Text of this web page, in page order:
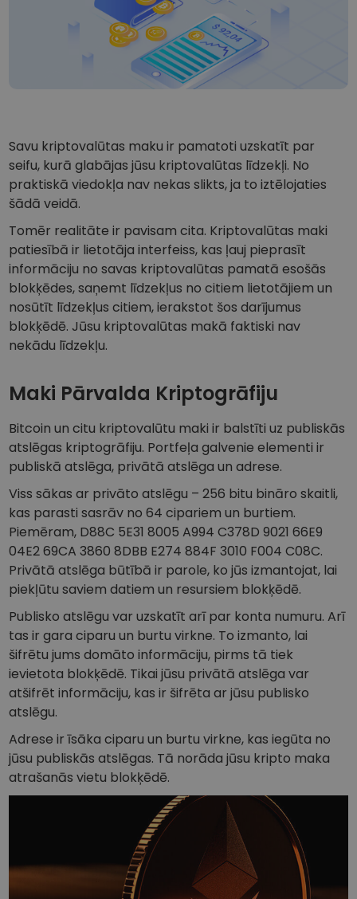
...šodien vērtība būtu
Inteliģentie portfeļi
Gudrs veids, kā investēt kriptovalūtās
Kriptomat Maks
Drošs un vienkāršs kriptovalūtu maks
KriptoEarn
Nopelniet atlīdzību par savu kriptovalūtu
Seifs
Atkārtotie pirkumi
Regulāri plānotie ieguldījumi (DCA)
Brīdinājumi par cenām
Jūsu iecienītāko žetonu cenu atjauninājumi reāllaikā
Aktīvi
Portfeļa analīze
Viedas atziņas optimālai veiktspējai
Savu kriptovalūtas maku ir pamatoti uzskatīt par
seifu, kurā glabājas jūsu kriptovalūtas līdzekļi. No
praktiskā viedokļa nav nekas slikts, ja to iztēlojaties
šādā veidā.
Tomēr realitāte ir pavisam cita. Kriptovalūtas maki
patiesībā ir lietotāja interfeiss, kas ļauj pieprasīt
informāciju no savas kriptovalūtas pamatā esošās
blokķēdes, saņemt līdzekļus no citiem lietotājiem un
nosūtīt līdzekļus citiem, ierakstot šos darījumus
blokķēdē. Jūsu kriptovalūtas makā faktiski nav
nekādu līdzekļu.
Maki Pārvalda Kriptogrāfiju
Bitcoin un citu kriptovalūtu maki ir balstīti uz publiskās
atslēgas kriptogrāfiju. Portfeļa galvenie elementi ir
publiskā atslēga, privātā atslēga un adrese.
Viss sākas ar privāto atslēgu – 256 bitu bināro skaitli,
kas parasti sasrāv no 64 cipariem un burtiem.
Piemēram, D88C 5E31 8005 A994 C378D 9021 66E9
04E2 69CA 3860 8DBB E274 884F 3010 F004 C08C.
Privātā atslēga būtībā ir parole, ko jūs izmantojat, lai
piekļūtu saviem datiem un resursiem blokķēdē.
Publisko atslēgu var uzskatīt arī par konta numuru. Arī
tas ir gara ciparu un burtu virkne. To izmanto, lai
šifrētu jums domāto informāciju, pirms tā tiek
ievietota blokķēdē. Tikai jūsu privātā atslēga var
atšifrēt informāciju, kas ir šifrēta ar jūsu publisko
atslēgu.
Adrese ir īsāka ciparu un burtu virkne, kas iegūta no
jūsu publiskās atslēgas. Tā norāda jūsu kripto maka
atrašanās vietu blokķēdē.